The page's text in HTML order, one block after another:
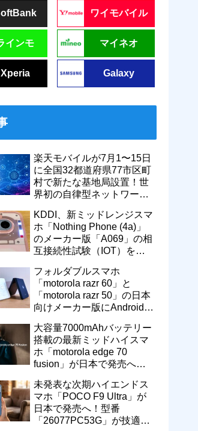
ワイモバイル
インモ マイネオ
Xperia Galaxy
楽天モバイルが7月1〜15日
に全国32都道府県77市区町
村で新たな基地局設置！世
界初の自律型ネットワーク
通信品質も改善
KDDI、新ミッドレンジスマ
ホ「Nothing Phone (4a)」
のメーカー版「A069」の相
互接続性試験（IOT）を完
フォルダブルスマホ
「motorola razr 60」と
「motorola razr 50」の日本
向けメーカー版にAndroid
プが提供開始
大容量7000mAhバッテリー
搭載の最新ミッドハイスマ
ホ「motorola edge 70
fusion」が日本で発売へ！
過
未発表な次期ハイエンドス
マホ「POCO F9 Ultra」が
日本で発売へ！型番
「26077PC53G」が技適通